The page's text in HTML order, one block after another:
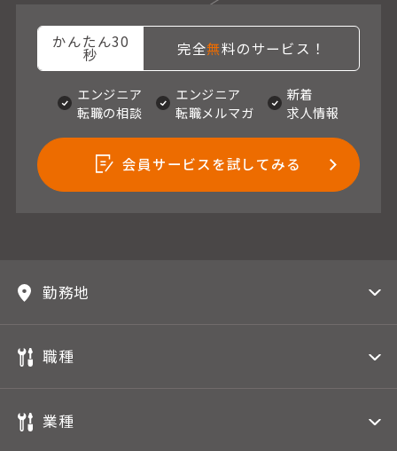
かんたん30
秒 完全無料のサービス！
エンジニア
転職の相談
エンジニア
転職メルマガ
新着
求人情報
会員サービスを試してみる
勤務地
職種
業種